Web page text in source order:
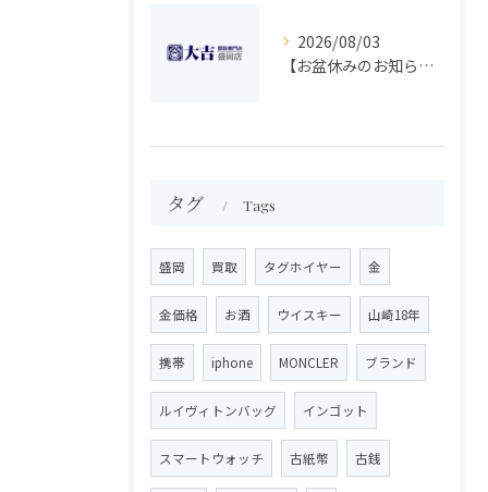
2026/08/03
【お盆休みのお知らせ】買取専門 大吉 盛岡店
タグ Tags
盛岡 買取 タグホイヤー 金
金価格 お酒 ウイスキー 山崎18年
携帯 iphone MONCLER ブランド
ルイヴィトンバッグ インゴット
スマートウォッチ 古紙幣 古銭